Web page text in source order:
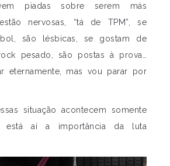
piadas sobre serem más
nervosas, “tá de TPM”, se
são lésbicas, se gostam de
pesado, são postas à prova…
eternamente, mas vou parar por
situação acontecem somente
está aí a importância da luta